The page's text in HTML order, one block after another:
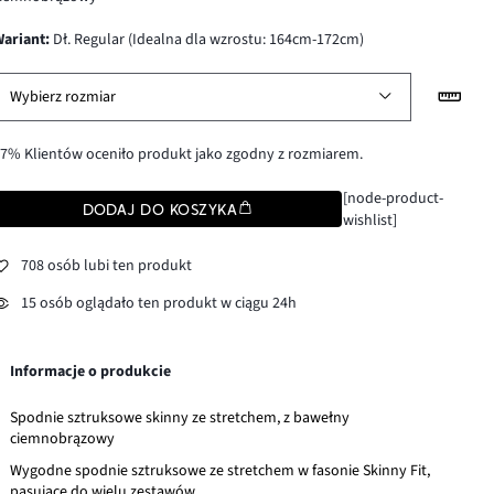
wariant: Dł. Regular (Idealna dla wzrostu: 164cm-172cm)
Wybierz rozmiar
Klientów oceniło produkt jako zgodny z rozmiarem.
DODAJ DO KOSZYKA
[node-product-
wishlist]
708 osób lubi ten produkt
15 osób oglądało ten produkt w ciągu 24h
Informacje o produkcie
Spodnie sztruksowe skinny ze stretchem, z bawełny
ciemnobrązowy
Wygodne spodnie sztruksowe ze stretchem w fasonie Skinny Fit,